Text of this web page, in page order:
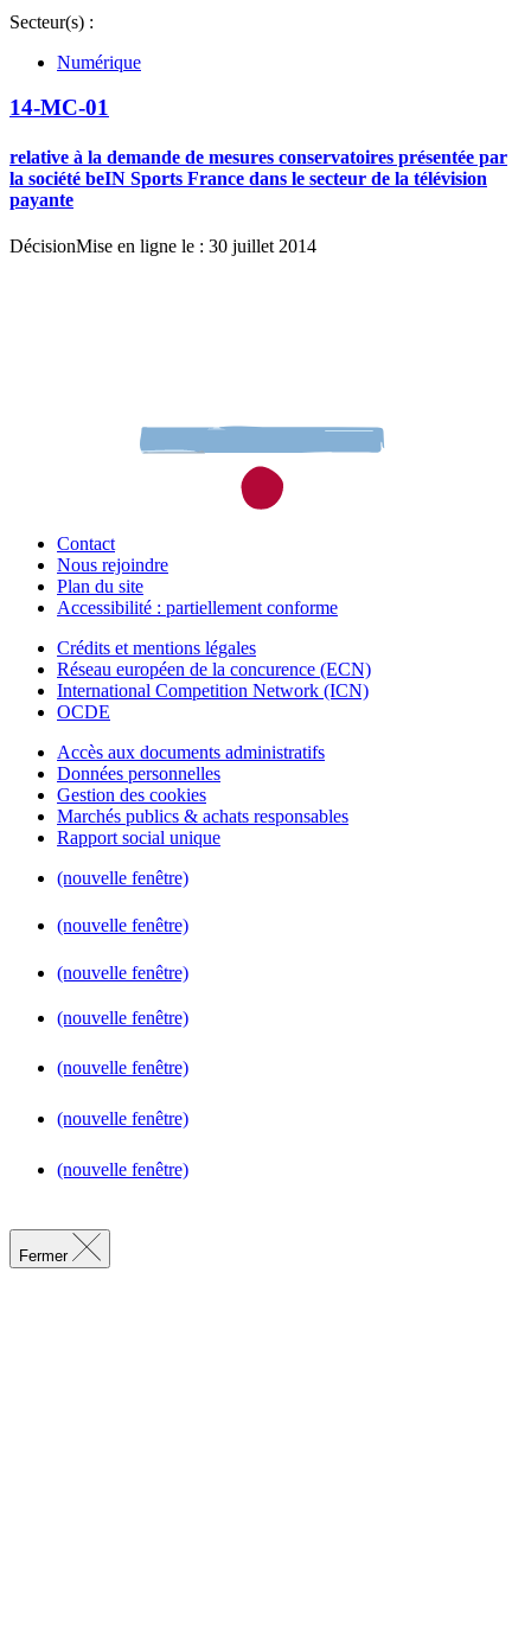
Secteur(s) :
Numérique
14-MC-01
relative à la demande de mesures conservatoires présentée par
la société beIN Sports France dans le secteur de la télévision
payante
DécisionMise en ligne le : 30 juillet 2014
Contact
Nous rejoindre
Plan du site
Accessibilité : partiellement conforme
Crédits et mentions légales
Réseau européen de la concurence (ECN)
International Competition Network (ICN)
OCDE
Accès aux documents administratifs
Données personnelles
Gestion des cookies
Marchés publics & achats responsables
Rapport social unique
(nouvelle fenêtre)
(nouvelle fenêtre)
(nouvelle fenêtre)
(nouvelle fenêtre)
(nouvelle fenêtre)
(nouvelle fenêtre)
(nouvelle fenêtre)
Fermer